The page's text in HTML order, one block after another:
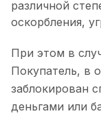
различной
оскорбления,
При этом в
Покупатель, в
заблокирован
деньгами или